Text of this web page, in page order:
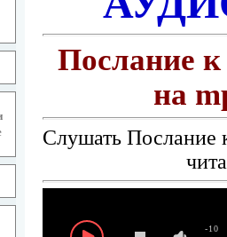
Послание к
на
Слушать Послание
-10